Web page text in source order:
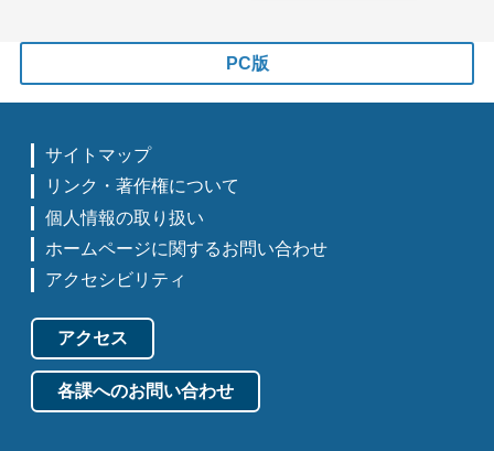
PC版
サイトマップ
リンク・著作権について
個人情報の取り扱い
ホームページに関するお問い合わせ
アクセシビリティ
アクセス
各課へのお問い合わせ